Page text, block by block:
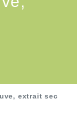
extrait sec